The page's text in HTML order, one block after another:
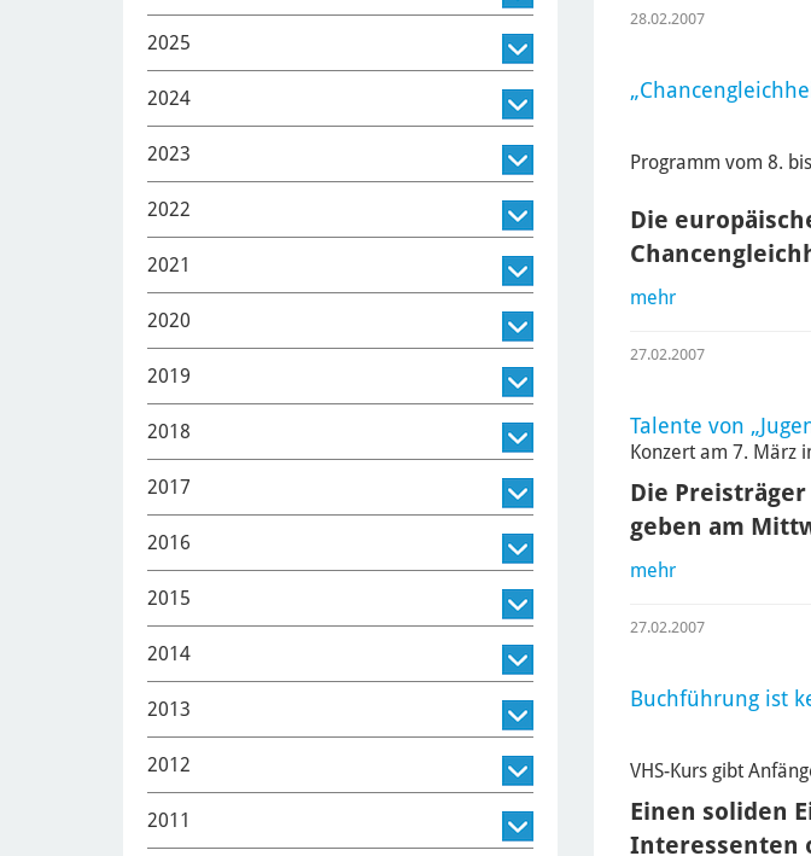
28.02.2007
Programm vom 8.
Die
mehr
27.02.2007
Talente von
Konzert am 7. März
Die
geben am
mehr
27.02.2007
Buchführung ist
VHS-Kurs gibt
Einen soliden
Interessenten
2025
2024
2023
2022
2021
2020
2019
2018
2017
2016
2015
2014
2013
2012
2011